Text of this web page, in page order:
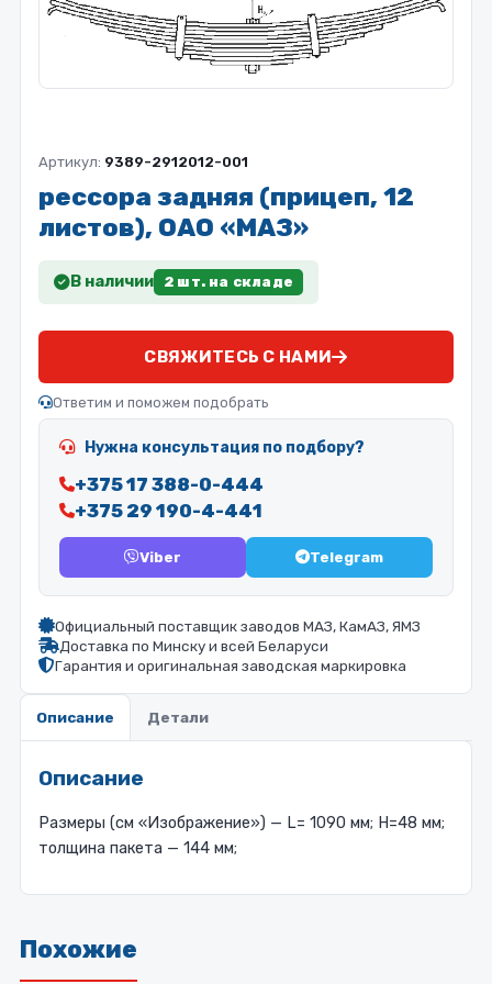
Артикул: 9389-2912012-001
рессора задняя (прицеп, 12
листов), ОАО «МАЗ»
В наличии 2 шт. на складе
СВЯЖИТЕСЬ С НАМИ
Ответим и поможем подобрать
Нужна консультация по подбору?
+375 17 388-0-444
+375 29 190-4-441
Viber Telegram
Официальный поставщик заводов МАЗ, КамАЗ, ЯМЗ
Доставка по Минску и всей Беларуси
Гарантия и оригинальная заводская маркировка
Описание Детали
Описание
Размеры (см «Изображение») — L= 1090 мм; Н=48 мм;
толщина пакета — 144 мм;
Похожие